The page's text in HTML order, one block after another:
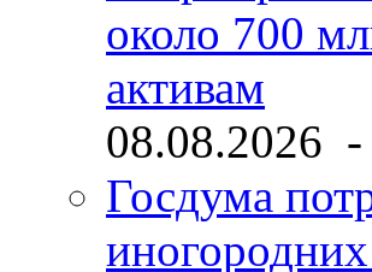
около 700
активам
08.08.2026 -
Госдума